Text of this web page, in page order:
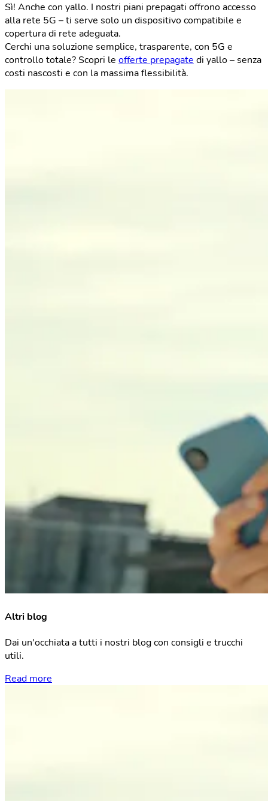
Sì! Anche con yallo. I nostri piani prepagati offrono accesso
alla rete 5G – ti serve solo un dispositivo compatibile e
copertura di rete adeguata.
Cerchi una soluzione semplice, trasparente, con 5G e
controllo totale? Scopri le offerte prepagate di yallo – senza
costi nascosti e con la massima flessibilità.
Altri blog
Dai un'occhiata a tutti i nostri blog con consigli e trucchi
utili.
Read more